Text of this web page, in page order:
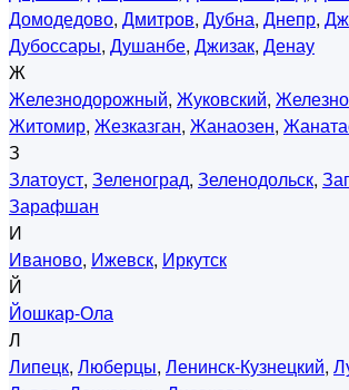
Домодедово, Дмитров, Дубна, Днепр,
Дубоссары, Душанбе, Джизак, Денау
Ж
Железнодорожный, Жуковский,
Житомир, Жезказган, Жанаозен,
З
Златоуст, Зеленоград, Зеленодольск,
Зарафшан
И
Иваново, Ижевск, Иркутск
Й
Йошкар-Ола
Л
Липецк, Люберцы, Ленинск-Кузнецкий,